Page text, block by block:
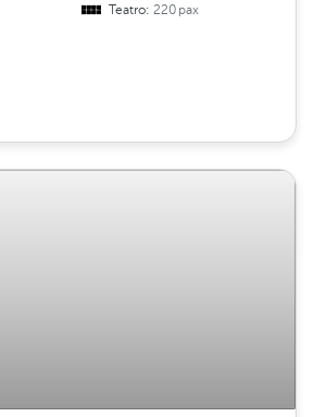
Teatro:220pax